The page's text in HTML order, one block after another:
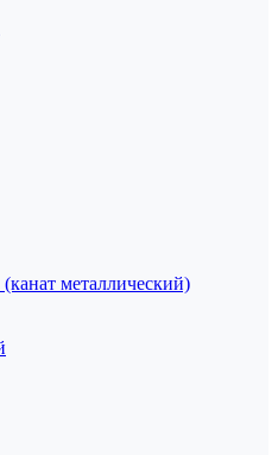
металлический)